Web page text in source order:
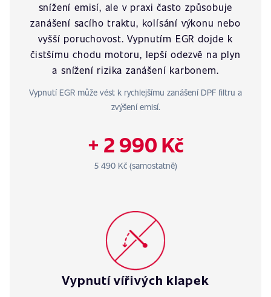
snížení emisí, ale v praxi často způsobuje
zanášení sacího traktu, kolísání výkonu nebo
vyšší poruchovost. Vypnutím EGR dojde k
čistšímu chodu motoru, lepší odezvě na plyn
a snížení rizika zanášení karbonem.
Vypnutí EGR může vést k rychlejšímu zanášení DPF filtru a
zvýšení emisí.
+ 2 990 Kč
5 490 Kč (samostatně)
Vypnutí vířivých klapek